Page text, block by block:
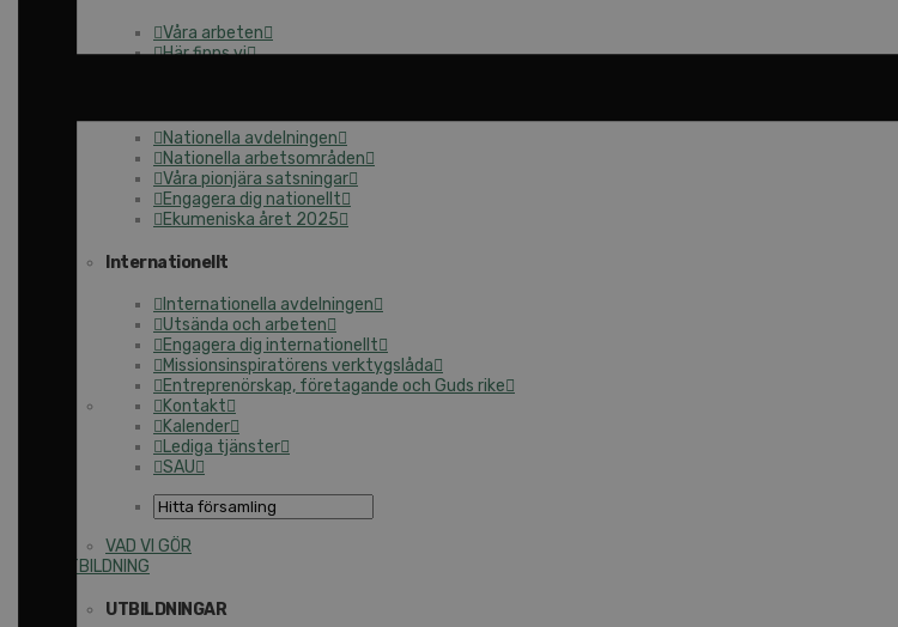
Våra arbeten
Här finns vi
Nationella avdelningen
Nationella arbetsområden
Våra pionjära satsningar
Engagera dig nationellt
Ekumeniska året 2025
Internationellt
Internationella avdelningen
Utsända och arbeten
Engagera dig internationellt
Missionsinspiratörens verktygslåda
Entreprenörskap, företagande och Guds rike
Kontakt
Kalender
Lediga tjänster
SAU
VAD VI GÖR
UTBILDNING
UTBILDNINGAR